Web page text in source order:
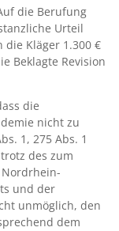
die Berufung
Urteil
Kläger 1.300 €
Beklagte Revision
die
nicht zu
1, 275 Abs. 1
des zum
und der
unmöglich, den
dem